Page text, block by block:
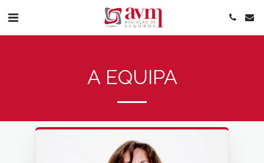
A EQUIPA